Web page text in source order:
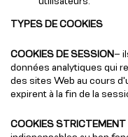
TYPES DE COOKIES
COOKIES DE SESSION–
données analytiques qui
des sites Web au cours
expirent à la fin de la
COOKIES STRICTEMENT